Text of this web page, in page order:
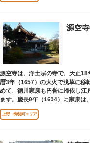
源空寺
源空寺は、浄土宗の寺で、天正
暦3年（1657）の大火で浅草に移
めて、徳川家康も円誉に帰依し江
ます。慶長9年（1604）に家康は
寺の号を円誉に与えました。
上野・御徒町エリア